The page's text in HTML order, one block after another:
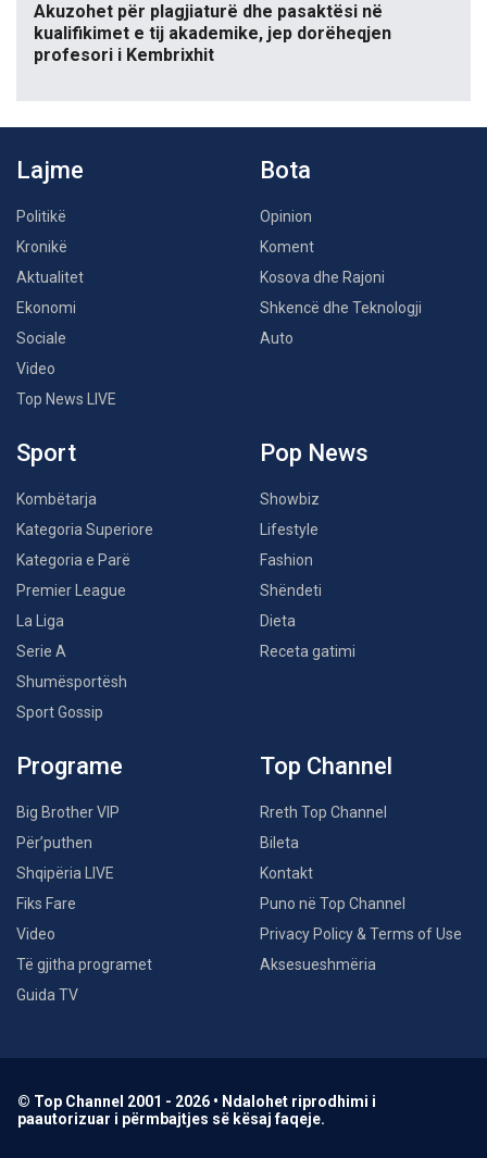
Akuzohet për plagjiaturë dhe pasaktësi në
kualifikimet e tij akademike, jep dorëheqjen
profesori i Kembrixhit
Lajme
Politikë
Kronikë
Aktualitet
Ekonomi
Sociale
Video
Top News LIVE
Bota
Opinion
Koment
Kosova dhe Rajoni
Shkencë dhe Teknologji
Auto
Sport
Kombëtarja
Kategoria Superiore
Kategoria e Parë
Premier League
La Liga
Serie A
Shumësportësh
Sport Gossip
Pop News
Showbiz
Lifestyle
Fashion
Shëndeti
Dieta
Receta gatimi
Programe
Big Brother VIP
Për’puthen
Shqipëria LIVE
Fiks Fare
Video
Të gjitha programet
Guida TV
Top Channel
Rreth Top Channel
Bileta
Kontakt
Puno në Top Channel
Privacy Policy & Terms of Use
Aksesueshmëria
© Top Channel 2001 - 2026 • Ndalohet riprodhimi i
paautorizuar i përmbajtjes së kësaj faqeje.